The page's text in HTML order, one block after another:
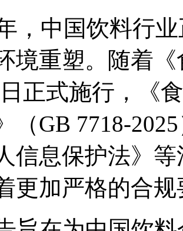
，中国饮料行
境重塑。随着
正式施行，《
（GB 7718-
信息保护法》
更加严格的合